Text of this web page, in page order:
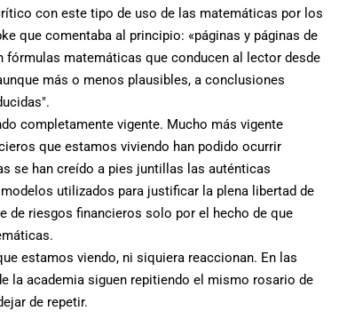
con este tipo de uso de las matemáticas por los
que comentaba al principio: «páginas y páginas de
matemáticas que conducen al lector desde
más o menos plausibles, a conclusiones
completamente vigente. Mucho más vigente
que estamos viviendo han podido ocurrir
se han creído a pies juntillas las auténticas
utilizados para justificar la plena libertad de
de riesgos financieros solo por el hecho de que
estamos viendo, ni siquiera reaccionan. En las
la academia siguen repitiendo el mismo rosario de
de repetir.